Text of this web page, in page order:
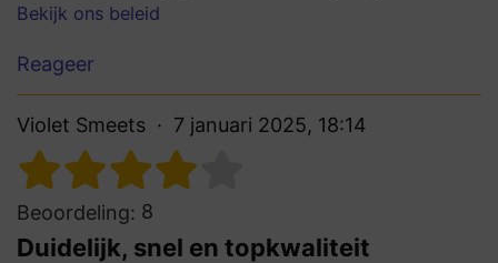
Bekijk ons beleid
Reageer
Violet Smeets 7 januari 2025, 18:14
Beoordeling: 8
Duidelijk, snel en topkwaliteit